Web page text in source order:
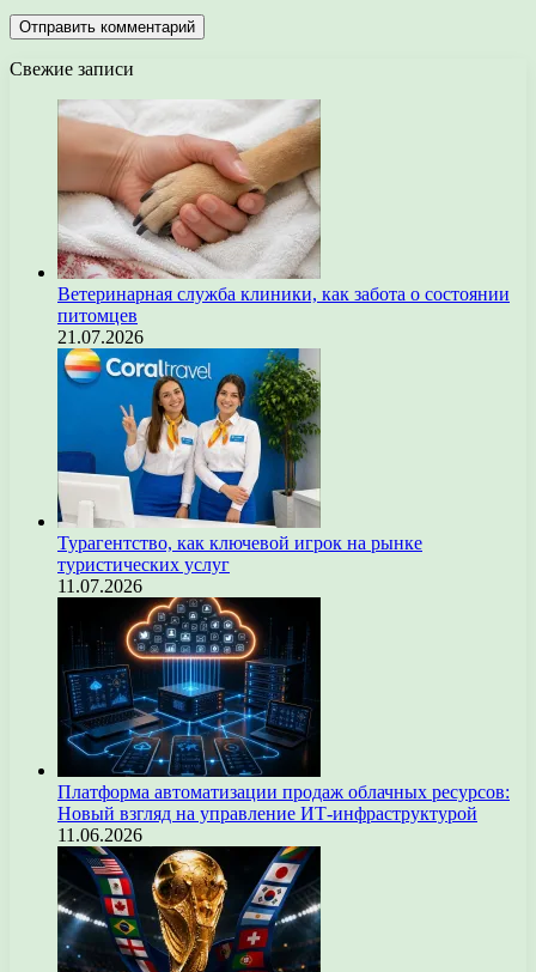
Свежие записи
Ветеринарная служба клиники, как забота о состоянии
питомцев
21.07.2026
Турагентство, как ключевой игрок на рынке
туристических услуг
11.07.2026
Платформа автоматизации продаж облачных ресурсов:
Новый взгляд на управление ИТ-инфраструктурой
11.06.2026